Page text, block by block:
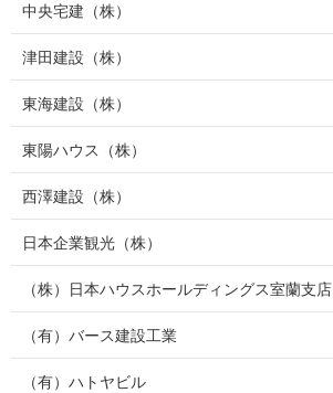
中央宅建（株）
津田建設（株）
東海建設（株）
東陽ハウス（株）
西澤建設（株）
日本企業観光（株）
（株）日本ハウスホールディングス室蘭支店
（有）バース建設工業
（有）ハトヤビル